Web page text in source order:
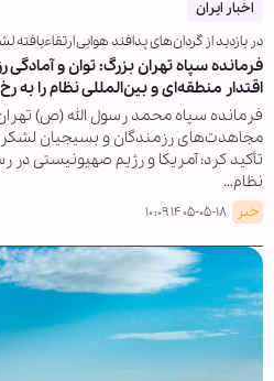
اخبار ایران
در بازدید از گردان‌های پدافند هوایی ارتقاء‌یافته لشکر۲۷ محمد
اقتدار منطقه‌ای و بین‌المللی نظام را به
فرمانده سپاه محمد رسول الله (ص) تهران
تأکید کرد: آمریکا و رژیم صهیونیستی
نظام…
خبر ۱۴۰۵-۰۵-۱۸ ۱۰:۰۹